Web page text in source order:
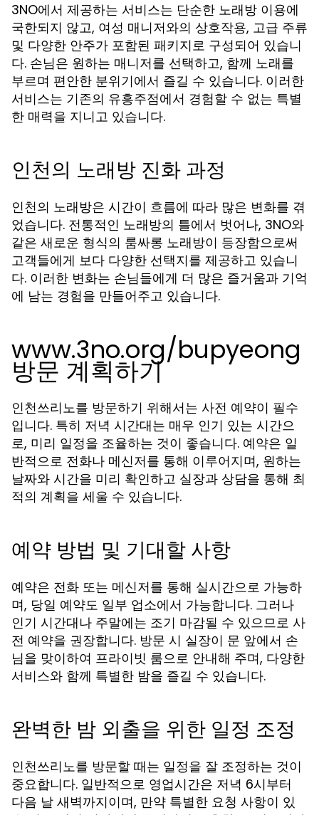
3NO에서 제공하는 서비스는 단순한 노래방 이용에
국한되지 않고, 여성 매니저와의 상호작용, 고급 주류
및 다양한 안주가 포함된 패키지로 구성되어 있습니
다. 손님은 원하는 매니저를 선택하고, 함께 노래를
부르며 편안한 분위기에서 즐길 수 있습니다. 이러한
서비스는 기존의 유흥주점에서 경험할 수 없는 특별
한 매력을 지니고 있습니다.
인천의 노래방 진화 과정
인천의 노래방은 시간이 흐름에 따라 많은 변화를 겪
었습니다. 전통적인 노래방의 틀에서 벗어나, 3NO와
같은 새로운 형식의 룸싸롱 노래방이 등장함으로써
고객들에게 보다 다양한 선택지를 제공하고 있습니
다. 이러한 변화는 손님들에게 더 많은 즐거움과 기억
에 남는 경험을 만들어주고 있습니다.
www.3no.org/bupyeong
방문 계획하기
인천쓰리노를 방문하기 위해서는 사전 예약이 필수
입니다. 특히 저녁 시간대는 매우 인기 있는 시간으
로, 미리 일정을 조율하는 것이 좋습니다. 예약은 일
반적으로 전화나 메신저를 통해 이루어지며, 원하는
날짜와 시간을 미리 확인하고 실장과 상담을 통해 최
적의 계획을 세울 수 있습니다.
예약 방법 및 기대할 사항
예약은 전화 또는 메신저를 통해 실시간으로 가능하
며, 당일 예약도 일부 업소에서 가능합니다. 그러나
인기 시간대나 주말에는 조기 마감될 수 있으므로 사
전 예약을 권장합니다. 방문 시 실장이 문 앞에서 손
님을 맞이하여 프라이빗 룸으로 안내해 주며, 다양한
서비스와 함께 특별한 밤을 즐길 수 있습니다.
완벽한 밤 외출을 위한 일정 조정
인천쓰리노를 방문할 때는 일정을 잘 조정하는 것이
중요합니다. 일반적으로 영업시간은 저녁 6시부터
다음 날 새벽까지이며, 만약 특별한 요청 사항이 있